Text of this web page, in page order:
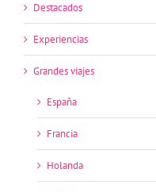
Destacados
Experiencias
Grandes viajes
España
Francia
Holanda